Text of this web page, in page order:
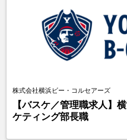
株式会社横浜ビー・コルセアーズ
【バスケ／管理職求人】
ケティング部長職